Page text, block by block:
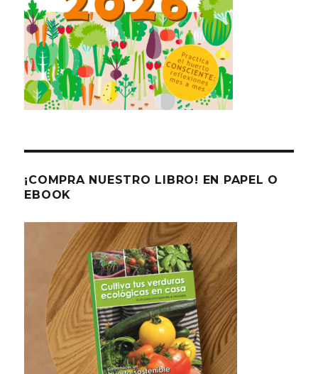
¡COMPRA NUESTRO LIBRO! EN PAPEL O
EBOOK